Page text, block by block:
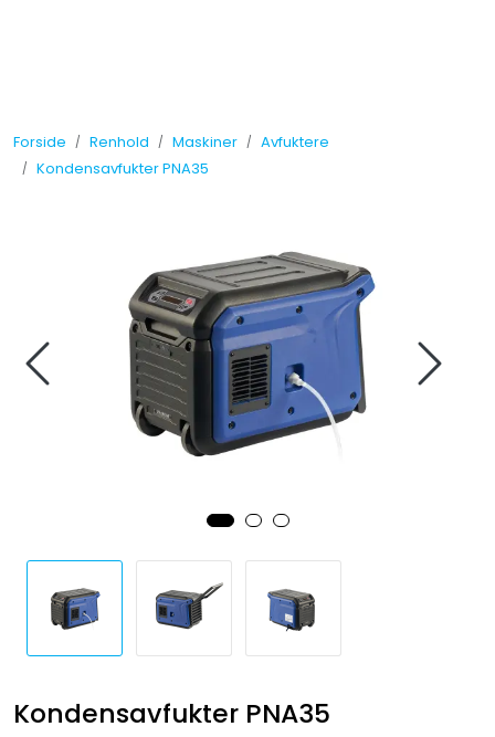
Forside Renhold Maskiner
Avfuktere
Kondensavfukter PNA35
Kondensavfukter PNA35
Måleinstrumenter
Vinduspusseutstyr